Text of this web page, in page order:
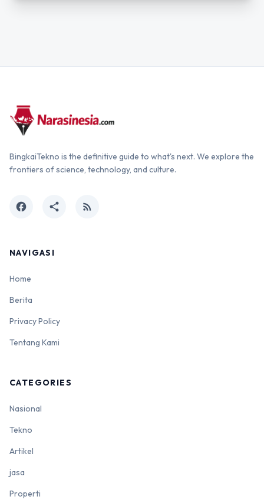
BingkaiTekno is the definitive guide to what's next. We explore the
frontiers of science, technology, and culture.
facebook share rss_feed
NAVIGASI
Home
Berita
Privacy Policy
Tentang Kami
CATEGORIES
Nasional
Tekno
Artikel
jasa
Properti